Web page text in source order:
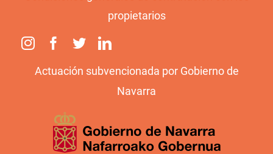
propietarios
Actuación subvencionada por Gobierno de
Navarra